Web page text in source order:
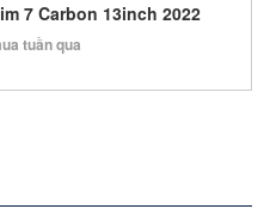
7 Carbon 13inch 2022
tuần qua